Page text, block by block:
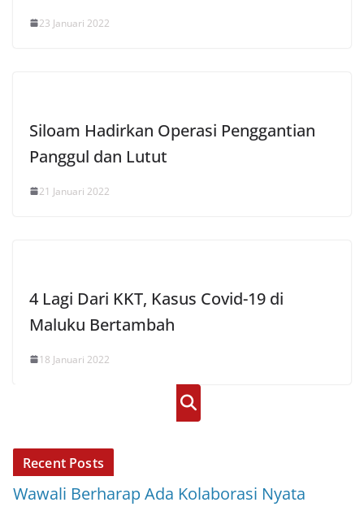
23 Januari 2022
Siloam Hadirkan Operasi Penggantian
Panggul dan Lutut
21 Januari 2022
4 Lagi Dari KKT, Kasus Covid-19 di
Maluku Bertambah
18 Januari 2022
Cari
Recent Posts
Wawali Berharap Ada Kolaborasi Nyata